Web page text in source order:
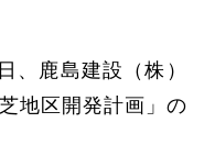
鹿島建設（株）
地区開発計画」の